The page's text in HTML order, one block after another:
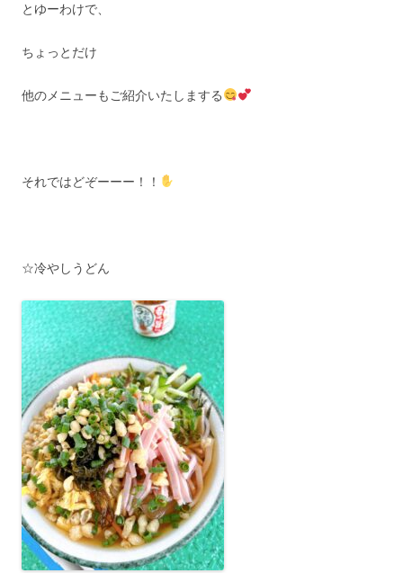
とゆーわけで、
ちょっとだけ
他のメニューもご紹介いたしまする
それではどぞーーー！！
☆冷やしうどん